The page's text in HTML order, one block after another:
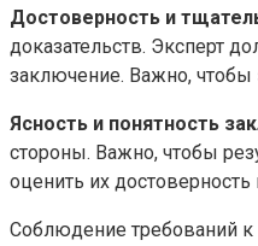
Достоверность и
доказательств. Эксперт
заключение. Важно, чтобы
Ясность и понятность
стороны. Важно, чтобы
оценить их достоверность
Соблюдение требований к